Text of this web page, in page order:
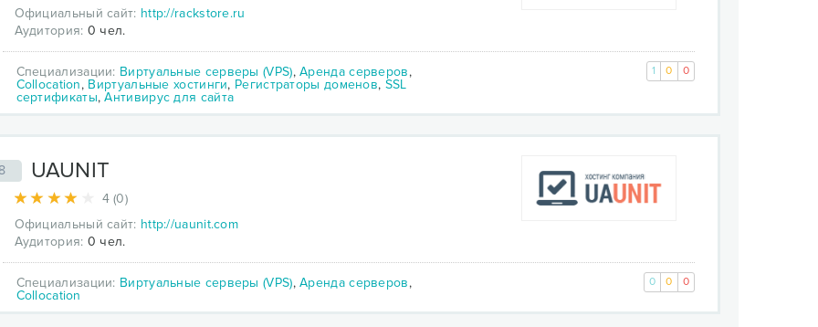
Официальный сайт: http://rackstore.ru
Аудитория: 0 чел.
Специализации: Виртуальные серверы (VPS),Аренда серверов,
Collocation, Виртуальные хостинги, Регистраторы доменов, SSL
сертификаты,Антивирус для сайта
1 0 0
UAUNIT
4 (0)
Официальный сайт: http://uaunit.com
Аудитория: 0 чел.
Специализации: Виртуальные серверы (VPS),Аренда серверов,
Collocation
0 0 0